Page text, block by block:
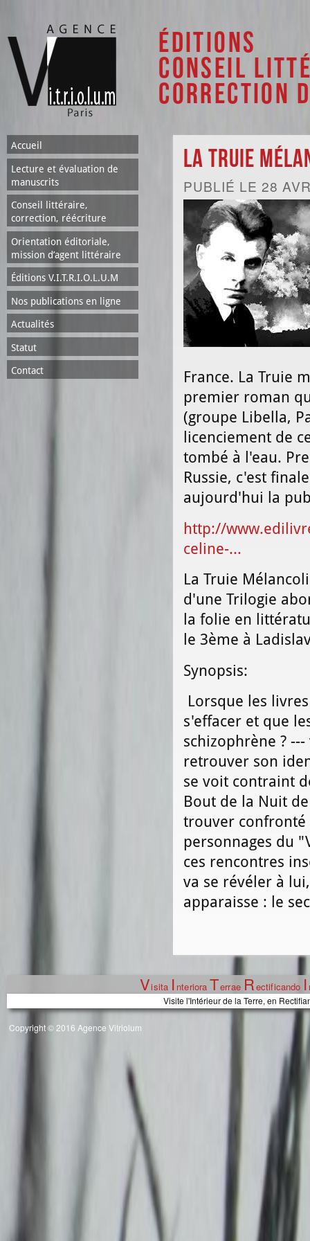
Éditions
Conseil
Correction
Accueil
Lecture et évaluation de
manuscrits
Conseil littéraire,
correction, réécriture
Orientation éditoriale,
mission d’agent littéraire
Éditions V.I.T.R.I.O.L.U.M
Nos publications en ligne
Actualités
Statut
Contact
La Truie
PUBLIÉ LE 28
France. La Truie
premier roman
(groupe Libella,
licenciement de
tombé à l'eau.
Russie, c'est
aujourd'hui la
http://
celine-...
La Truie
d'une Trilogie
la folie en
le 3ème à
Synopsis:
Lorsque les
s'effacer et que
schizophrène ?
retrouver son
se voit contraint
Bout de la Nuit
trouver confronté
personnages du
ces rencontres
va se révéler à
apparaisse : le
Visita I nteriora Terrae Rectificando I
Visite l'Intérieur de la Terre, en
Copyright © 2016 Agence Vitriolum